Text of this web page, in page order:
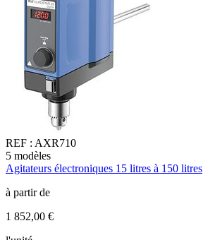
REF : AXR710
5 modèles
Agitateurs électroniques 15 litres à 150 litres
à partir de
1 852,00 €